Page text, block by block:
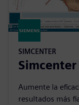
SIMCENTER
Aumente la
resultados más